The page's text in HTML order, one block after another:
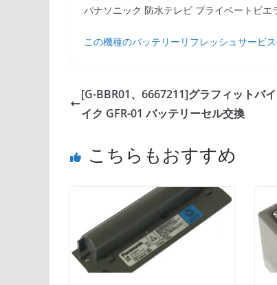
パナソニック 防水テレビ プライベートビ
この機種のバッテリーリフレッシュサービ
[G-BBR01、6667211]グラフィットバ
イク GFR-01 バッテリーセル交換
こちらもおすすめ